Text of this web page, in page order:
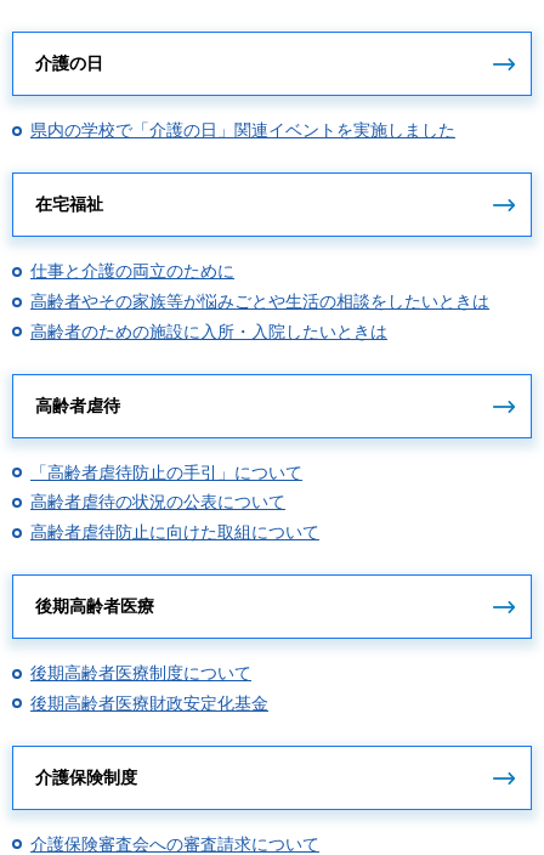
介護の日
県内の学校で「介護の日」関連イベントを実施しました
在宅福祉
仕事と介護の両立のために
高齢者やその家族等が悩みごとや生活の相談をしたいときは
高齢者のための施設に入所・入院したいときは
高齢者虐待
「高齢者虐待防止の手引」について
高齢者虐待の状況の公表について
高齢者虐待防止に向けた取組について
後期高齢者医療
後期高齢者医療制度について
後期高齢者医療財政安定化基金
介護保険制度
介護保険審査会への審査請求について